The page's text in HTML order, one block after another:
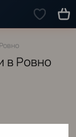
в Ровно